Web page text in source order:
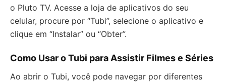
o Pluto TV. Acesse a loja de aplicativos do seu
celular, procure por “Tubi”, selecione o aplicativo e
clique em “Instalar” ou “Obter”.
Como Usar o Tubi para Assistir Filmes e Séries
Ao abrir o Tubi, você pode navegar por diferentes